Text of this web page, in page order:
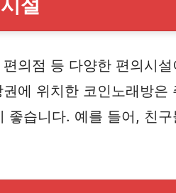
설
의점 등 다양한 편의시
에 위치한 코인노래방
습니다. 예를 들어, 친